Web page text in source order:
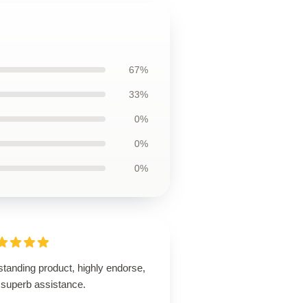
67%
33%
0%
0%
0%
product, highly endorse,
assistance.